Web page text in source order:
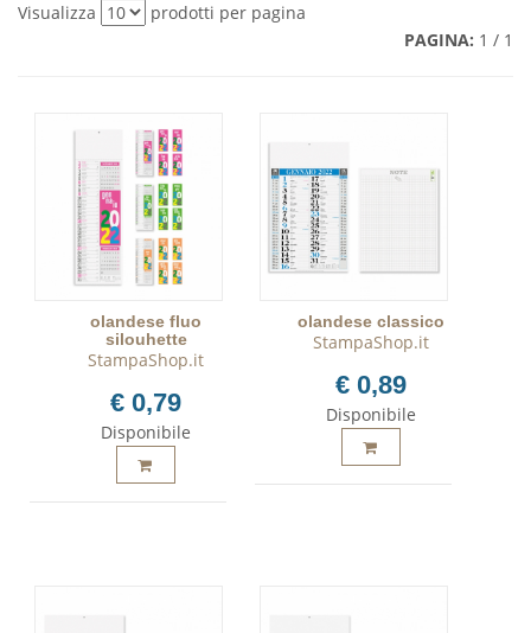
Visualizza
prodotti per pagina
PAGINA: 1 / 1
olandese fluo
silouhette
StampaShop.it
€ 0,79
Disponibile
olandese classico
StampaShop.it
€ 0,89
Disponibile